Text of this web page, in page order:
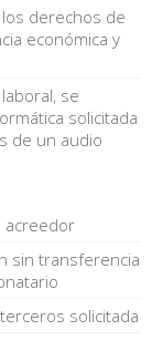
derechos de
económica y
se
solicitada
de un audio
acreedor
sin transferencia
solicitada